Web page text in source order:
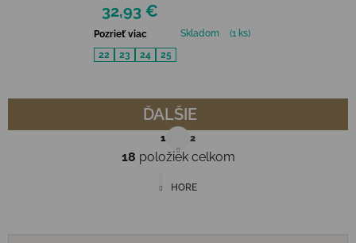
32,93 €
Pozrieť viac Skladom
(1 ks)
22
23 24 25
Ovládacie prvky výpisu
ĎALŠIE
Stránkovanie
1 2
18 položiek celkom
HORE